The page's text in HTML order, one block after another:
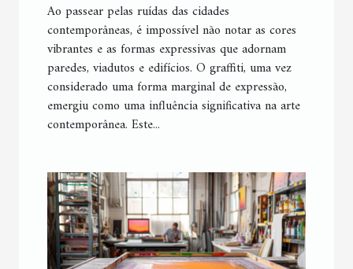
Ao passear pelas ruídas das cidades
contemporâneas, é impossível não notar as cores
vibrantes e as formas expressivas que adornam
paredes, viadutos e edifícios. O graffiti, uma vez
considerado uma forma marginal de expressão,
emergiu como uma influência significativa na arte
contemporânea. Este...